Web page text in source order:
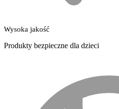
Wysoka jakość
Produkty bezpieczne dla dzieci